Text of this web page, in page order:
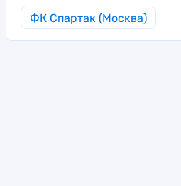
ФК Спартак (Москва)